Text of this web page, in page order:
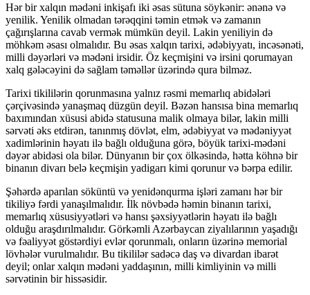
Hər bir xalqın mədəni inkişafı iki əsas sütuna söykənir: ənənə və
yenilik. Yenilik olmadan tərəqqini təmin etmək və zamanın
çağırışlarına cavab vermək mümkün deyil. Lakin yeniliyin də
möhkəm əsası olmalıdır. Bu əsas xalqın tarixi, ədəbiyyatı, incəsənəti,
milli dəyərləri və mədəni irsidir. Öz keçmişini və irsini qorumayan
xalq gələcəyini də sağlam təməllər üzərində qura bilməz.
Tarixi tikililərin qorunmasına yalnız rəsmi memarlıq abidələri
çərçivəsində yanaşmaq düzgün deyil. Bəzən hansısa bina memarlıq
baxımından xüsusi abidə statusuna malik olmaya bilər, lakin milli
sərvəti əks etdirən, tanınmış dövlət, elm, ədəbiyyat və mədəniyyət
xadimlərinin həyatı ilə bağlı olduğuna görə, böyük tarixi-mədəni
dəyər abidəsi ola bilər. Dünyanın bir çox ölkəsində, hətta köhnə bir
binanın divarı belə keçmişin yadigarı kimi qorunur və bərpa edilir.
Şəhərdə aparılan söküntü və yenidənqurma işləri zamanı hər bir
tikiliyə fərdi yanaşılmalıdır. İlk növbədə həmin binanın tarixi,
memarlıq xüsusiyyətləri və hansı şəxsiyyətlərin həyatı ilə bağlı
olduğu araşdırılmalıdır. Görkəmli Azərbaycan ziyalılarının yaşadığı
və fəaliyyət göstərdiyi evlər qorunmalı, onların üzərinə memorial
lövhələr vurulmalıdır. Bu tikililər sadəcə daş və divardan ibarət
deyil; onlar xalqın mədəni yaddaşının, milli kimliyinin və milli
sərvətinin bir hissəsidir.